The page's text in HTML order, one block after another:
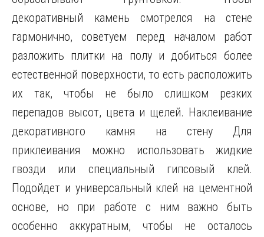
декоративный камень смотрелся на стене
гармонично, советуем перед началом работ
разложить плитки на полу и добиться более
естественной поверхности, то есть расположить
их так, чтобы не было слишком резких
перепадов высот, цвета и щелей. Наклеивание
декоративного камня на стену Для
приклеивания можно использовать жидкие
гвозди или специальный гипсовый клей.
Подойдет и универсальный клей на цементной
основе, но при работе с ним важно быть
особенно аккуратным, чтобы не осталось